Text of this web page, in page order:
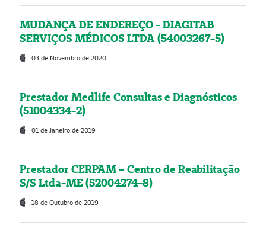
MUDANÇA DE ENDEREÇO - DIAGITAB
SERVIÇOS MÉDICOS LTDA (54003267-5)
03 de Novembro de 2020
Prestador Medlife Consultas e Diagnósticos
(51004334-2)
01 de Janeiro de 2019
Prestador CERPAM – Centro de Reabilitação
S/S Ltda-ME (52004274-8)
18 de Outubro de 2019